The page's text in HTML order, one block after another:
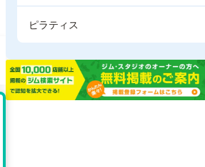
ピラティス